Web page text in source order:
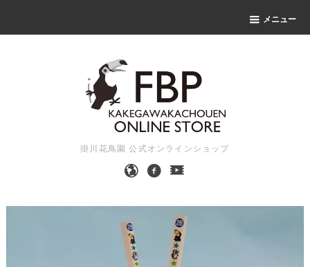
メニュー
掛川花鳥園 公式オンラインショップ